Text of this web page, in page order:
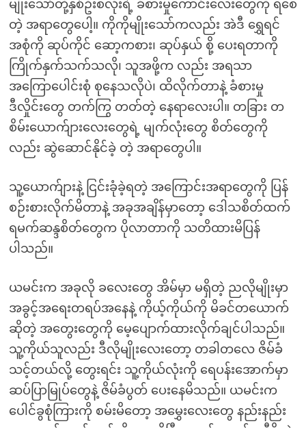
မျိုးသော်တို့နှစ်ဦးစလုံးရဲ့ ခံစားမှုကောင်းလေးတွေကို ရစေ
တဲ့ အရာတွေပေါ့။ ကိုကိုမျိုးသော်ကလည်း အဲဒီ ရွှေရင်
အစုံကို ဆုပ်ကိုင် ဆော့ကစား၊ ဆုပ်နှယ် စို့ ပေးရတာကို
ကြိုက်နှက်သက်သလို၊ သူအဖို့က လည်း အရသာ
အကြောပေါင်းစုံ စုနေသလိုပဲ၊ ထိလိုက်တာနဲ့ ခံစားမှု
ဒီလှိုင်းတွေ တက်ကြွ တတ်တဲ့ နေရာလေးပါ။ တခြား တ
စိမ်းယောက်ျားလေးတွေရဲ့ မျက်လုံးတွေ စိတ်တွေကို
လည်း ဆွဲဆောင်နိုင်ခဲ့ တဲ့ အရာတွေပါ။
သူ့ယောက်ျားနဲ့ ငြင်းခုံခဲ့ရတဲ့ အကြောင်းအရာတွေကို ပြန်
စဉ်းစားလိုက်မိတာနဲ့ အခုအချိန်မှာတော့ ဒေါသစိတ်ထက်
ရမက်ဆန္ဒစိတ်တွေက ပိုလာတာကို သတိထားမိပြန်
ပါသည်။
ယမင်းက အခုလို ခလေးတွေ အိမ်မှာ မရှိတဲ့ ညလိုမျိုးမှာ
အခွင့်အရေးတရပ်အနေနဲ့ ကိုယ့်ကိုယ်ကို မိခင်တယောက်
ဆိုတဲ့ အတွေးတွေကို မေ့ပျောက်ထားလိုက်ချင်ပါသည်။
သူ့ကိုယ်သူလည်း ဒီလိုမျိုးလေးတော့ တခါတလေ ဇိမ်ခံ
သင့်တယ်လို့ တွေးရင်း သူ့ကိုယ်လုံးကို ရေပန်းအောက်မှာ
ဆပ်ပြာမြုပ်တွေနဲ့ ဇိမ်ခံပွတ် ပေးနေမိသည်။ ယမင်းက
ပေါင်ခွစုံကြားကို စမ်းမိတော့ အမွှေးလေးတွေ နည်းနည်း